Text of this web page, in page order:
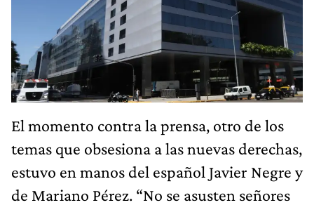
El momento contra la prensa, otro de los
temas que obsesiona a las nuevas derechas,
estuvo en manos del español Javier Negre y
de Mariano Pérez. “No se asusten señores